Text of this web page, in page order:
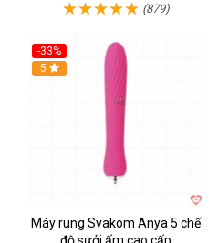
(879)
-33%
Hot
5
Máy rung Svakom Anya 5 chế
độ sưởi ấm cao cấp